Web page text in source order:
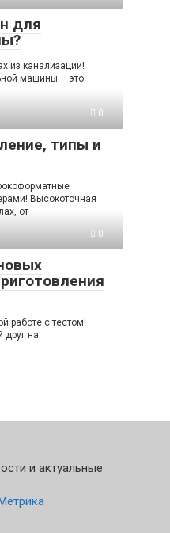
для
из канализации!
машины – это
0
типы и
Высокоточная
от
0
работе с тестом!
на
и актуальные